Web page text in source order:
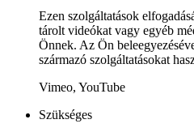
Ezen szolgáltatások
tárolt videókat vagy egyéb
Önnek. Az Ön
származó szolgáltatásokat
Vimeo, YouTube
Szükséges